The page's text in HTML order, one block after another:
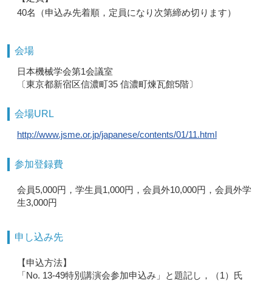
40名（申込み先着順，定員になり次第締め切ります）
会場
日本機械学会第1会議室
〔東京都新宿区信濃町35 信濃町煉瓦館5階〕
会場URL
http://www.jsme.or.jp/japanese/contents/01/11.html
参加登録費
会員5,000円，学生員1,000円，会員外10,000円，会員外学
生3,000円
申し込み先
【申込方法】
「No. 13-49特別講演会参加申込み」と題記し，（1）氏